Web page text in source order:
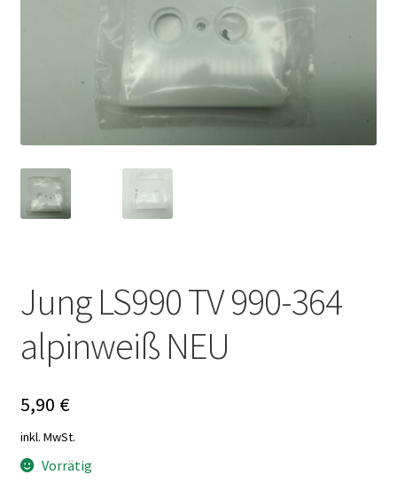
Jung LS990 TV 990-364
alpinweiß NEU
5,90 €
inkl. MwSt.
Vorrätig